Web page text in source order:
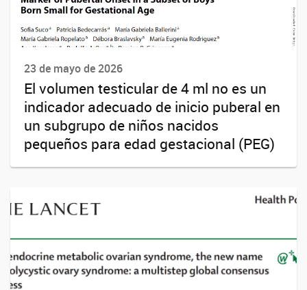
23 de mayo de 2026
El volumen testicular de 4 ml no es un
indicador adecuado de inicio puberal en
un subgrupo de niños nacidos
pequeños para edad gestacional (PEG)